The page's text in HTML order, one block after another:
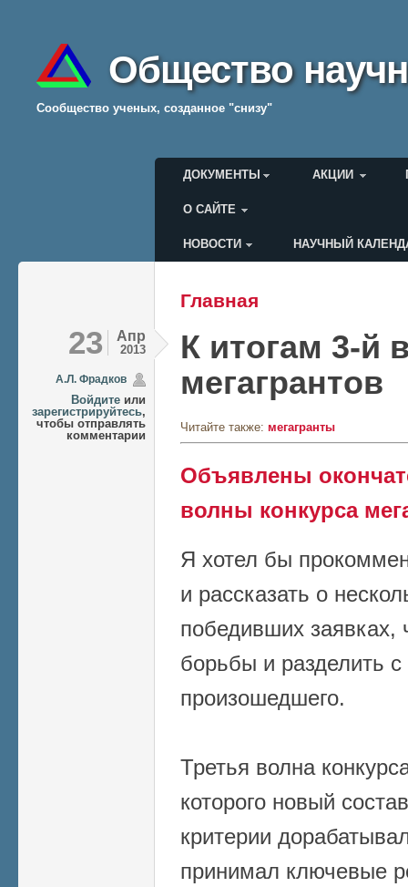
Общество
Cообщество ученых, созданное "снизу"
Главное меню
ДОКУМЕНТЫ АКЦИИ
О САЙТЕ
Меню пользователя
НОВОСТИ НАУЧНЫЙ
Вы здесь
Главная
23 Апр
2013
А.Л. Фрадков
Войдите или
зарегистрируйтесь,
чтобы отправлять
комментарии
К итогам 3-й
мегагрантов
Читайте также: мегагранты
Объявлены
волны конкурса
Я хотел бы
и рассказать о
победивших заявках,
борьбы и разделить
произошедшего.
Третья волна
которого новый
критерии
принимал ключевые